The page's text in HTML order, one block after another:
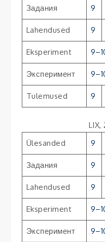
Задания 9
Lahendused 9
Eksperiment
Эксперимент
Tulemused 9
LIX,
Ülesanded
9
Задания 9
Lahendused 9
Eksperiment
Эксперимент